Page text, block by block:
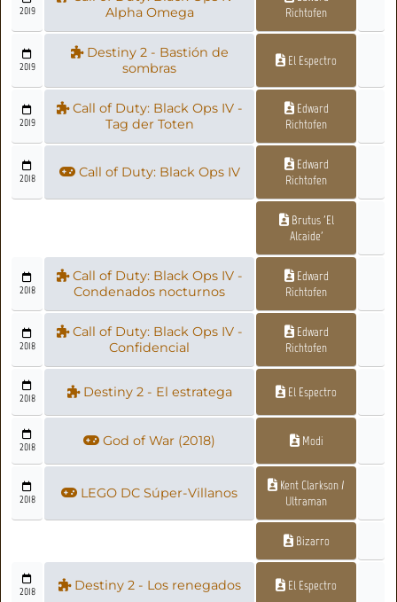
2019
Alpha Omega
Richtofen
2019
Destiny 2 - Bastión de
sombras
El Espectro
2019
Call of Duty: Black Ops IV -
Tag der Toten
Edward
Richtofen
2018 Call of Duty: Black Ops IV
Edward
Richtofen
Brutus 'El
Alcaide'
2018
Call of Duty: Black Ops IV -
Condenados nocturnos
Edward
Richtofen
2018
Call of Duty: Black Ops IV -
Confidencial
Edward
Richtofen
2018 Destiny 2 - El estratega El Espectro
2018 God of War (2018) Modi
2018 LEGO DC Súper-Villanos
Kent Clarkson /
Ultraman
Bizarro
2018 Destiny 2 - Los renegados El Espectro